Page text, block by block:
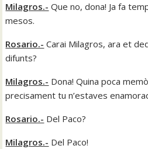
Milagros.- Que no, dona! Ja fa
mesos.
Rosario.- Carai Milagros, ara et
difunts?
Milagros.- Dona! Quina poca
precisament tu n’estaves
Rosario.- Del Paco?
Milagros.- Del Paco!